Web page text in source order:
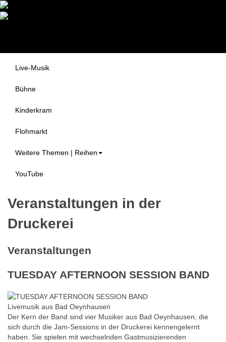
Themen
Live-Musik
Bühne
Kinderkram
Flohmarkt
Weitere Themen | Reihen
YouTube
Veranstaltungen in der
Druckerei
Veranstaltungen
TUESDAY AFTERNOON SESSION BAND
Livemusik aus Bad Oeynhausen
Der Kern der Band sind vier Musiker aus Bad Oeynhausen, die
sich durch die Jam-Sessions in der Druckerei kennengelernt
haben. Sie spielen mit wechselnden Gastmusizierenden